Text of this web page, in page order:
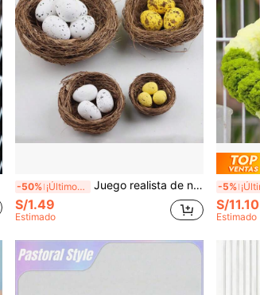
-50% ¡Últimos 3 días Juego realista de nido de pájaro y huevos, nido de pájaro, nido de pájaro pequeño, huevos de Pascua, suministros de Pascua, accesorios decorativos suaves, huevos de codorniz, huevos de pájaro, huevos de espuma de colores, decoración de corona de DIY con huevos de paloma manchados, huevos de paloma realistas, nido de pájaro tejido a mano para decoración de jardín, decoración de paisaje en miniatura con nido de pájaro, decoración de patio exterior con casa de pájaros
S/1.49
Estimado
-5%
S/11.10
Estimado